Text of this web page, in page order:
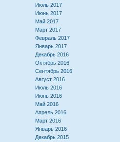
Июль 2017
Июнь 2017
Май 2017
Март 2017
Февраль 2017
Январь 2017
Декабрь 2016
Октябрь 2016
Сентябрь 2016
Август 2016
Июль 2016
Июнь 2016
Май 2016
Апрель 2016
Март 2016
Январь 2016
Декабрь 2015